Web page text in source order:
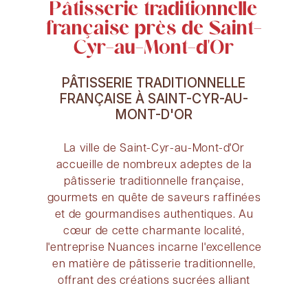
Pâtisserie traditionnelle
française près de Saint-
Cyr-au-Mont-d'Or
PÂTISSERIE TRADITIONNELLE
FRANÇAISE À SAINT-CYR-AU-
MONT-D'OR
La ville de Saint-Cyr-au-Mont-d'Or
accueille de nombreux adeptes de la
pâtisserie traditionnelle française,
gourmets en quête de saveurs raffinées
et de gourmandises authentiques. Au
cœur de cette charmante localité,
l'entreprise Nuances incarne l'excellence
en matière de pâtisserie traditionnelle,
offrant des créations sucrées alliant